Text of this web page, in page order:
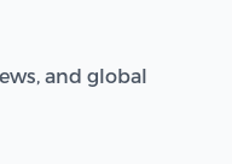
and global